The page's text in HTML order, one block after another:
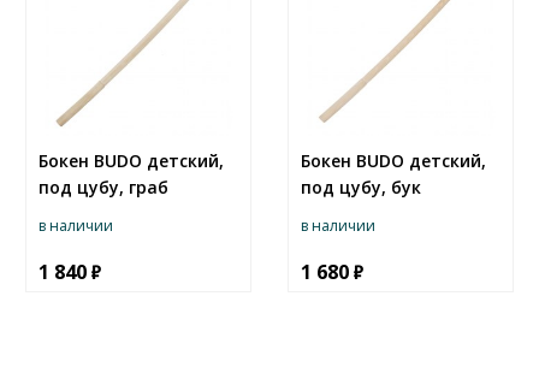
Бокен BUDO детский,
под цубу, граб
в наличии
1 840
Бокен BUDO детский,
под цубу, бук
в наличии
1 680